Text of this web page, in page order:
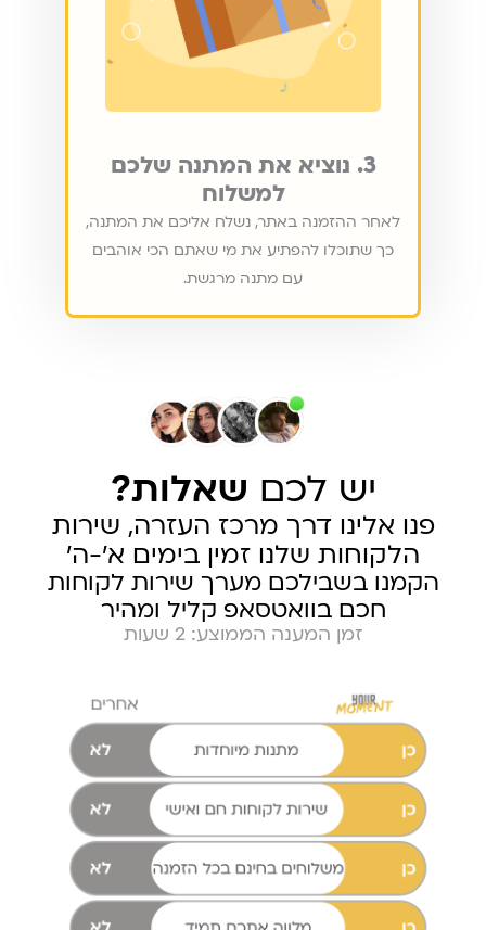
3. נוציא את המתנה שלכם
למשלוח
לאחר ההזמנה באתר, נשלח אליכם את המתנה,
כך שתוכלו להפתיע את מי שאתם הכי אוהבים
עם מתנה מרגשת.
יש לכם שאלות?
פנו אלינו דרך מרכז העזרה, שירות
הלקוחות שלנו זמין בימים א׳-ה׳
הקמנו בשבילכם מערך שירות לקוחות
חכם בוואטסאפ קליל ומהיר
זמן המענה הממוצע: 2 שעות